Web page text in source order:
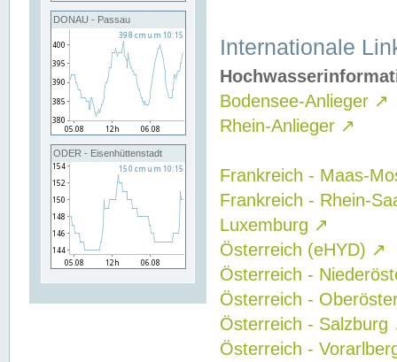
DONAU - Passau
ODER - Eisenhüttenstadt
Internationale
Bodensee-Anlieger ↗
Rhein-Anlieger ↗
Frankreich - Maas-
Frankreich - Rhein-
Luxemburg ↗
Österreich (eHYD) ↗
Österreich -
Österreich -
Österreich - Salzburg
Österreich -